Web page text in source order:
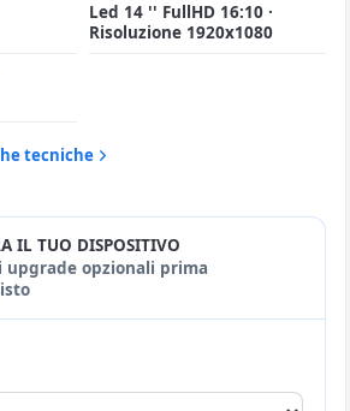
Led 14 '' FullHD 16:10 ·
Risoluzione 1920x1080
tecniche
IL TUO DISPOSITIVO
upgrade opzionali prima